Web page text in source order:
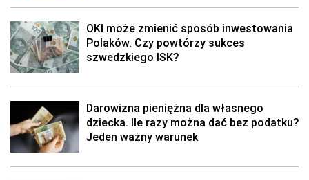
OKI może zmienić sposób inwestowania
Polaków. Czy powtórzy sukces
szwedzkiego ISK?
Darowizna pieniężna dla własnego
dziecka. Ile razy można dać bez podatku?
Jeden ważny warunek